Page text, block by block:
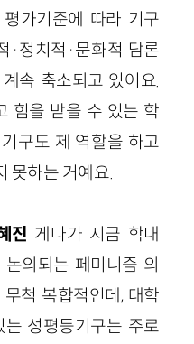
가기준에 따라 기구
·정치적·문화적 담론
속 축소되고 있어요.
힘을 받을 수 있는 학
구도 제 역할을 하고
못하는 거예요.
진 게다가 지금 학내
논의되는 페미니즘 의
무척 복합적인데, 대학
는 성평등기구는 주로